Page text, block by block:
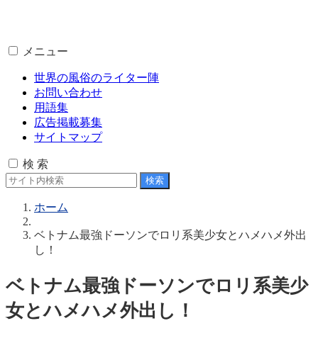
メニュー
世界の風俗のライター陣
お問い合わせ
用語集
広告掲載募集
サイトマップ
検 索
ホーム
ベトナム最強ドーソンでロリ系美少女とハメハメ外出
し！
ベトナム最強ドーソンでロリ系美少
女とハメハメ外出し！